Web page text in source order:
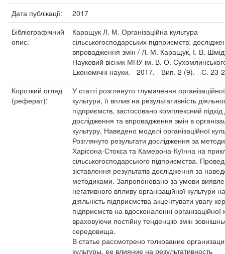
Дата публікації:
2017
Бібліографічний
опис:
Каращук Л. М. Організаційна культура
сільськогосподарських підприємств:
впровадження змін / Л. М. Каращук, І. В.
Науковий вісник МНУ ім. В. О.
Економічні науки. - 2017. - Вип. 2 (9). - С. 23-
Короткий огляд
(реферат):
У статті розглянуто тлумачення організаційної
культури, її вплив на результативність
підприємств, застосовано комплексний підхід
дослідження та впровадження змін в
культуру. Наведено моделі організаційної
Розглянуто результати дослідження за
Харісона-Стокса та Камерона-Куїнна на
сільськогосподарського підприємства.
зіставлення результатів дослідження за
методиками. Запропоновано за умови
негативного впливу організаційної культури на
діяльність підприємства акцентувати увагу
підприємств на вдосконаленні організаційної
враховуючи постійну тенденцію змін
середовища.
В статье рассмотрено толкование
культуры, ее влияние на результативность